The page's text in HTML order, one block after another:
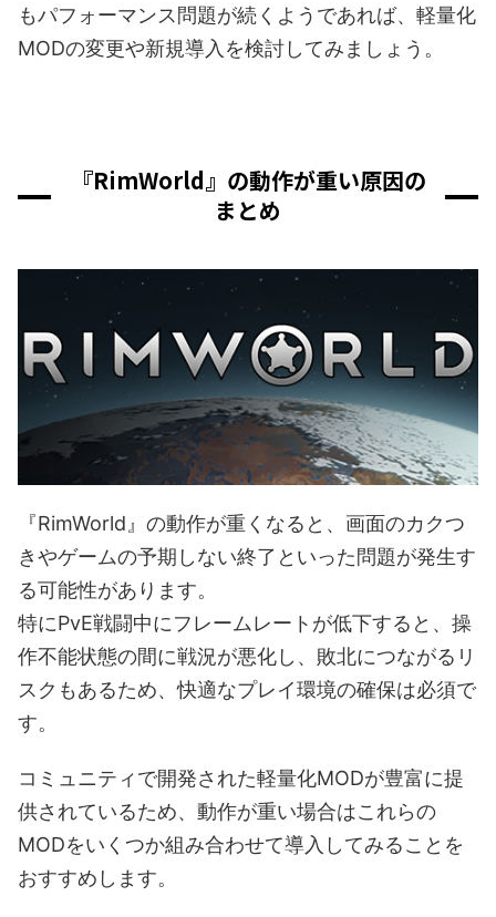
もパフォーマンス問題が続くようであれば、軽量化
MODの変更や新規導入を検討してみましょう。
『RimWorld』の動作が重い原因の
まとめ
『RimWorld』の動作が重くなると、画面のカクつ
きやゲームの予期しない終了といった問題が発生す
る可能性があります。
特にPvE戦闘中にフレームレートが低下すると、操
作不能状態の間に戦況が悪化し、敗北につながるリ
スクもあるため、快適なプレイ環境の確保は必須で
す。
コミュニティで開発された軽量化MODが豊富に提
供されているため、動作が重い場合はこれらの
MODをいくつか組み合わせて導入してみることを
おすすめします。